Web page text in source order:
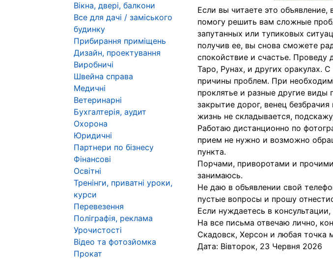
Если вы читаете это
помогу решить вам сложные
запутанных или тупиковых
получив ее, вы снова сможете
спокойствие и счастье. Проведу
Таро, Рунах, и других оракулах.
причины проблем. При
проклятье и разные другие виды
закрытие дорог, венец безбрачия
жизнь не складывается,
Работаю дистанционно по
прием не нужно и возможно
пункта.
Порчами, приворотами и
занимаюсь.
Не даю в объявлении свой
пустые вопросы и прошу
Если нуждаетесь в
На все письма отвечаю лично,
Скадовск, Херсон и любая точка
Дата: Вівторок, 23 Червня 2026
Вікна, двері, балкони
Все для дачі / заміського
будинку
Прибирання приміщень
Дизайн, проектування
Виробничі
Швейна справа
Медичні
Ветеринарні
Бухгалтерія, аудит
Охорона
Юридичні
Партнери по бізнесу
Фінансові
Освітні
Тренінги, приватні уроки,
курси
Перевезення
Поліграфія, реклама
Урочистості
Відео та фотозйомка
Прокат